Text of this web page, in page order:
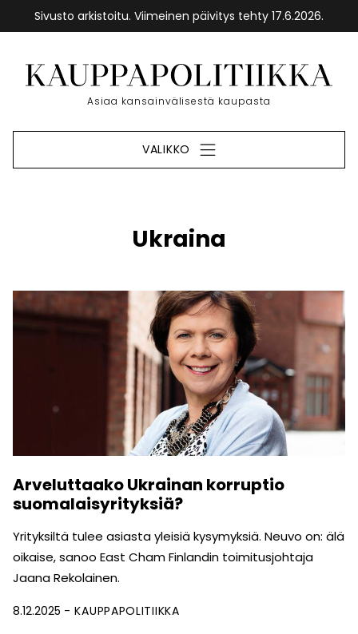
Sivusto arkistoitu. Viimeinen päivitys tehty 17.6.2026.
sisältöön
Etusivu
Asiaa kansainvälisestä kaupasta
VALIKKO
Ukraina
Arveluttaako Ukrainan korruptio
suomalaisyrityksiä?
Yrityksiltä tulee asiasta yleisiä kysymyksiä. Neuvo on: älä
oikaise, sanoo East Cham Finlandin toimitusjohtaja
Jaana Rekolainen.
8.12.2025 KAUPPAPOLITIIKKA